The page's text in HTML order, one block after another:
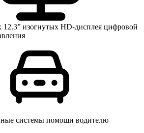
12.3” изогнутых HD-дисплея цифровой
системы помощи водителю